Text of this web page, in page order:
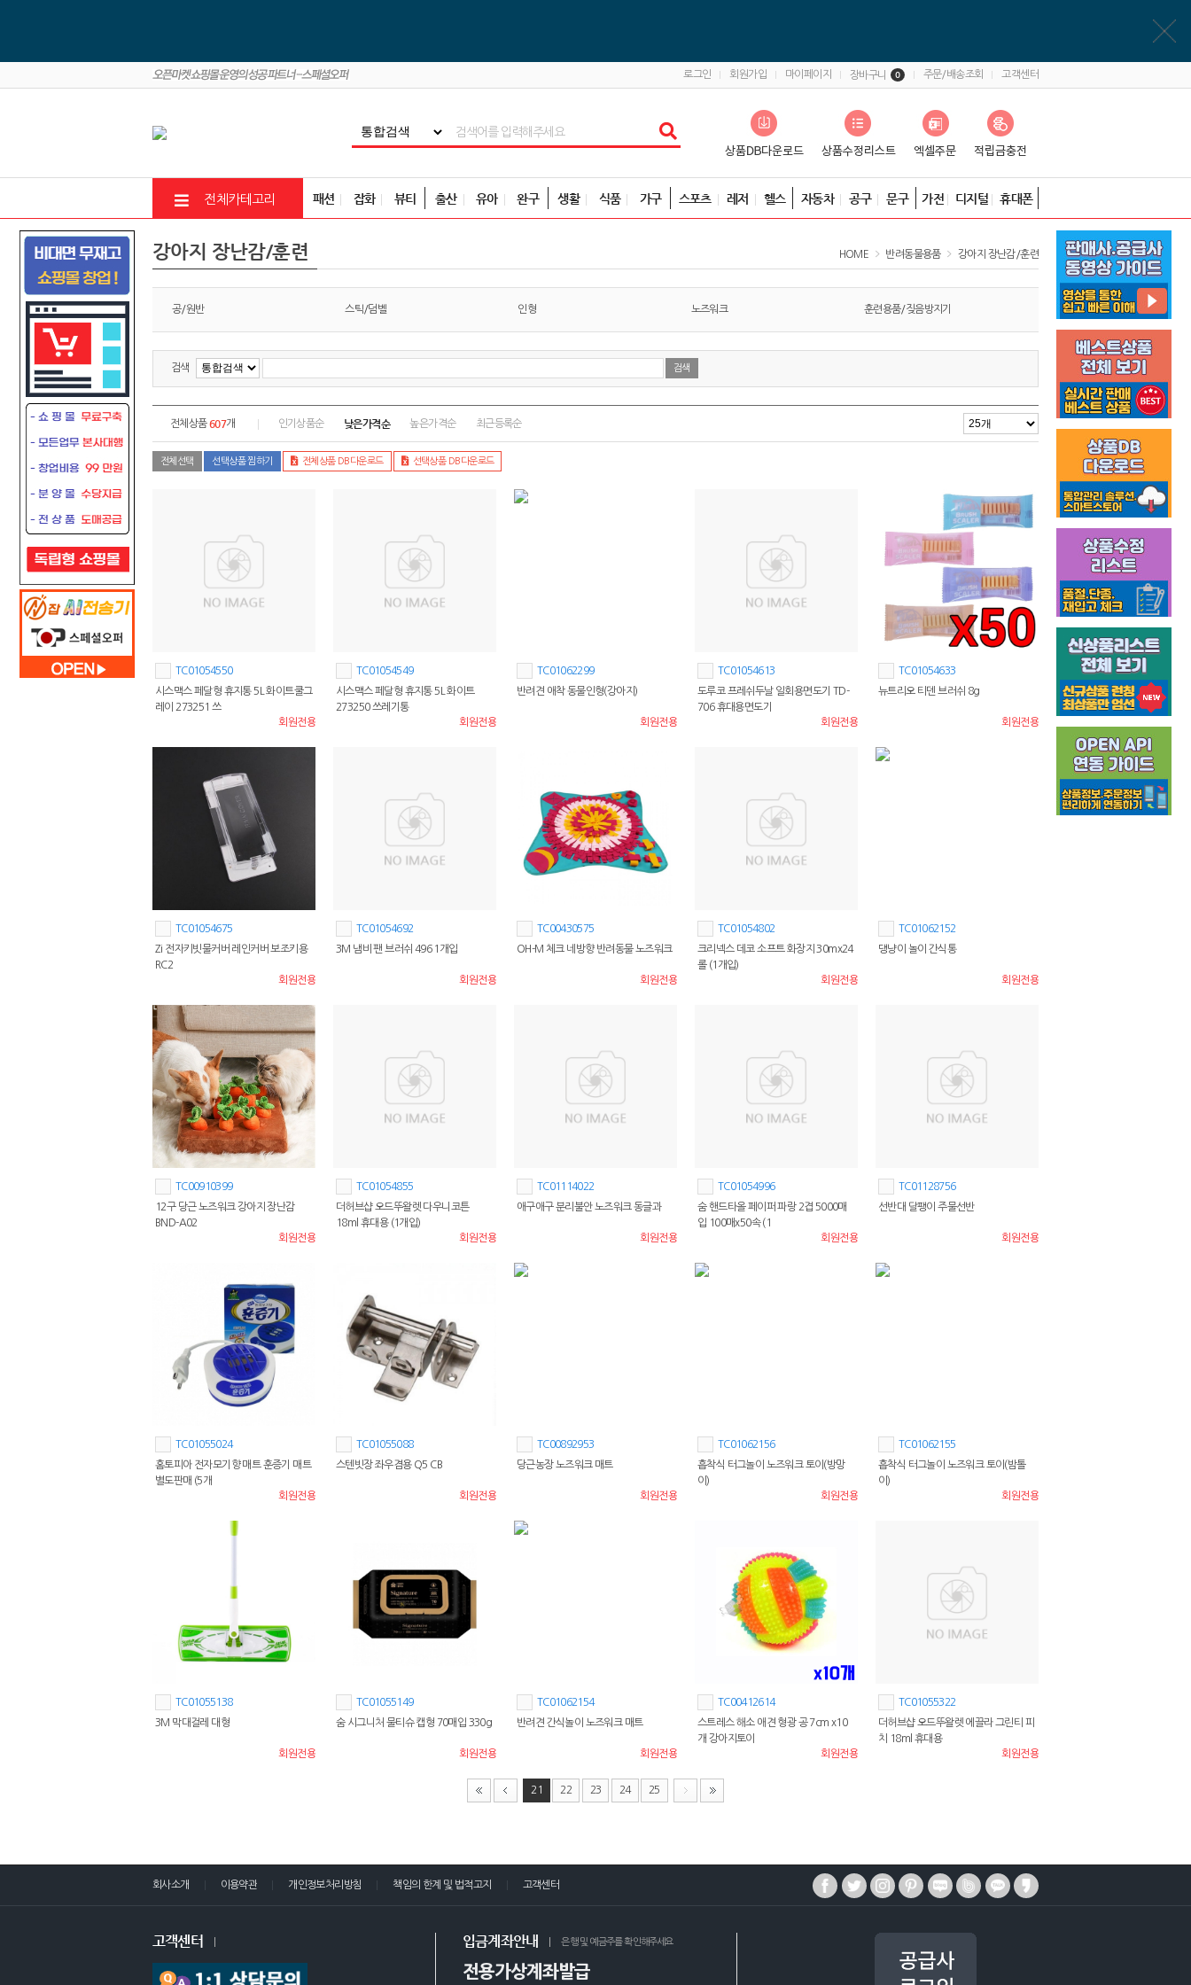
로그인 회원가입 마이페이지 장바구니 0 주문/배송조회 고객센터
전체카테고리 패션 잡화 뷰티 출산 유아 완구 생활 식품 가구 스포츠 레저 헬스 자동차 공구 문구 가전 디지털 휴대폰
강아지 장난감/훈련 HOME 반려동물용품 강아지 장난감/훈련
공/원반 스틱/덤벨 인형 노즈워크 훈련용품/짖음방지기
검색
전체상품607개 인기상품순 낮은가격순 높은가격순 최근등록순
전체선택 선택상품 찜하기 전체상품 DB다운로드 선택상품 DB다운로드
TC01054550
시스맥스 페달형 휴지통 5L 화이트쿨그
레이 273251 쓰
회원전용
TC01054549
시스맥스 페달형 휴지통 5L 화이트
273250 쓰레기통
회원전용
TC01062299
반려견 애착 동물인형(강아지)
회원전용
TC01054613
도루코 프레쉬두날 일회용면도기 TD-
706 휴대용면도기
회원전용
TC01054633
뉴트리오 티덴 브러쉬 8g
회원전용
TC01054675
Zi 전자키빗물커버 레인커버 보조키용
RC2
회원전용
TC01054692
3M 냄비 팬 브러쉬 496 1개입
회원전용
TC00430575
OH-M 체크 네방향 반려동물 노즈워크
회원전용
TC01054802
크리넥스 데코 소프트 화장지 30mx24
롤 (1개입)
회원전용
TC01062152
댕냥이 놀이 간식통
회원전용
TC00910399
12구 당근 노즈워크 강아지 장난감
BND-A02
회원전용
TC01054855
더허브샵 오드뚜왈렛 다우니코튼
18ml 휴대용 (1개입)
회원전용
TC01114022
애구애구 분리불안 노즈워크 동글과
회원전용
TC01054996
숨 핸드타올 페이퍼 파랑 2겹 5000매
입 100매x50속 (1
회원전용
TC01128756
선반대 달팽이 주물선반
회원전용
TC01055024
홈토피아 전자모기향 매트 훈증기 매트
별도판매 (5개
회원전용
TC01055088
스텐빗장 좌우겸용 Q5 CB
회원전용
TC00892953
당근농장 노즈워크 매트
회원전용
TC01062156
흡착식 터그놀이 노즈워크 토이(방망
이)
회원전용
TC01062155
흡착식 터그놀이 노즈워크 토이(밤톨
이)
회원전용
TC01055138
3M 막대걸레 대형
회원전용
TC01055149
숨 시그니처 물티슈 캡형 70매입 330g
회원전용
TC01062154
반려견 간식놀이 노즈워크 매트
회원전용
TC00412614
스트레스 해소 애견 형광 공 7cm x10
개 강아지토이
회원전용
TC01055322
더허브샵 오드뚜왈렛 에끌라 그린티 피
치 18ml 휴대용
회원전용
21 22 23 24 25
회사소개 이용약관 개인정보처리방침 책임의 한계 및 법적고지 고객센터
고객센터 입금계좌안내 은행 및 예금주를 확인해주세요
전용가상계좌발급